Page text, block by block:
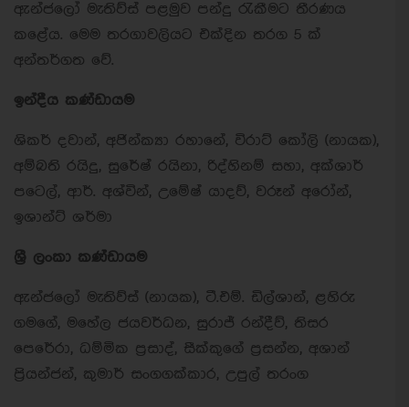
ඇන්ජලෝ මැතිව්ස් පළමුව පන්දු රැකීමට තීරණය
කළේය. මෙම තරගාවලියට එක්දින තරග 5 ක්
අන්තර්ගත වේ.
ඉන්දීය කණ්ඩායම
ශිකර් දවාන්, අජින්ක්‍යා රහානේ, විරාට් කෝලි (නායක),
අම්බති රයිදු, සුරේෂ් රයිනා, රිද්හිනම් සහා, අක්ශාර්
පටෙල්, ආර්. අශ්වින්, උමේෂ් යාදව්, වරූන් අරෝන්,
ඉශාන්ට් ශර්මා
ශ්‍රී ලංකා කණ්ඩායම
ඇන්ජලෝ මැතිව්ස් (නායක), ටී.එම්. ඩිල්ශාන්, ළහිරු
ගමගේ, මහේල ජයවර්ධන, සුරාජ් රන්දීව්, තිසර
පෙරේරා, ධම්මික ප්‍රසාද්, සීක්කුගේ ප්‍රසන්න, අශාන්
ප්‍රියන්ජන්, කුමාර් සංගගක්කාර, උපුල් තරංග